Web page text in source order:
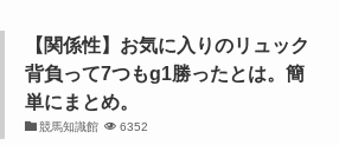
【関係性】お気に入りのリュック
背負って7つもg1勝ったとは。簡
単にまとめ。
競馬知識館 6352